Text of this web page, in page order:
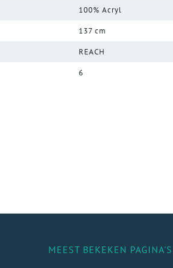
100% Acryl
137 cm
REACH
6
MEEST BEKEKEN PAGINA'S